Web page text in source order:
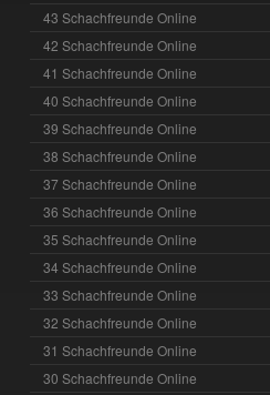
43 Schachfreunde Online
42 Schachfreunde Online
41 Schachfreunde Online
40 Schachfreunde Online
39 Schachfreunde Online
38 Schachfreunde Online
37 Schachfreunde Online
36 Schachfreunde Online
35 Schachfreunde Online
34 Schachfreunde Online
33 Schachfreunde Online
32 Schachfreunde Online
31 Schachfreunde Online
30 Schachfreunde Online